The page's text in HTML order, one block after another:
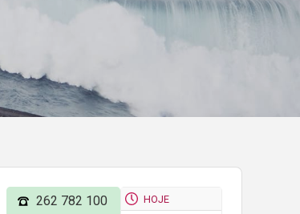
262 782 100
HOJE